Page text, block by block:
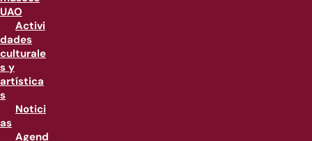
UAO
Activi
dades
culturale
s y
artística
s
Notici
as
Agend